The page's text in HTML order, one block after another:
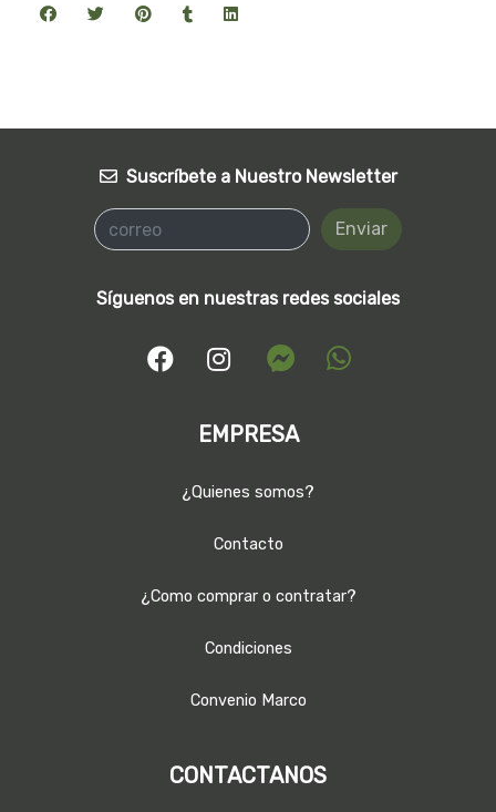
Suscríbete a Nuestro Newsletter
Enviar
Síguenos en nuestras redes sociales
EMPRESA
¿Quienes somos?
Contacto
¿Como comprar o contratar?
Condiciones
Convenio Marco
CONTACTANOS